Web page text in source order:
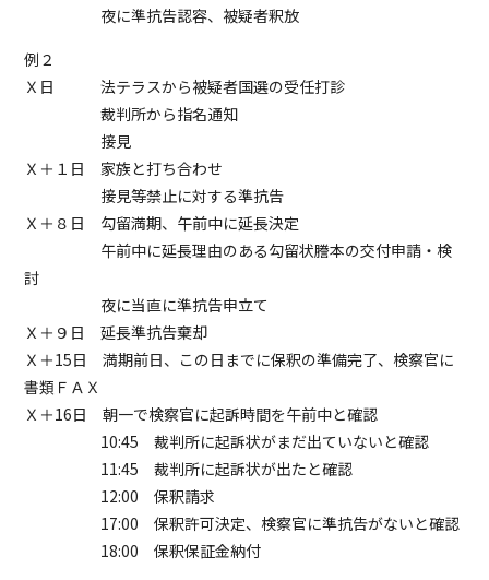
夜に準抗告認容、被疑者釈放
例２
Ｘ日 法テラスから被疑者国選の受任打診
裁判所から指名通知
接見
Ｘ＋１日 家族と打ち合わせ
接見等禁止に対する準抗告
Ｘ＋８日 勾留満期、午前中に延長決定
午前中に延長理由のある勾留状謄本の交付申請・検
討
夜に当直に準抗告申立て
Ｘ＋９日 延長準抗告棄却
Ｘ＋15日 満期前日、この日までに保釈の準備完了、検察官に
書類ＦＡＸ
Ｘ＋16日 朝一で検察官に起訴時間を午前中と確認
10:45 裁判所に起訴状がまだ出ていないと確認
11:45 裁判所に起訴状が出たと確認
12:00 保釈請求
17:00 保釈許可決定、検察官に準抗告がないと確認
18:00 保釈保証金納付